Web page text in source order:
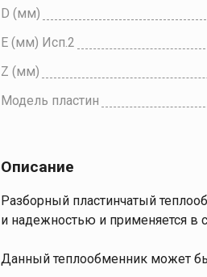
D (мм)
E (мм) Исп.2
Z (мм)
Модель пластин
Описание
Разборный пластинчатый
и надежностью и применяется в
Данный теплообменник может